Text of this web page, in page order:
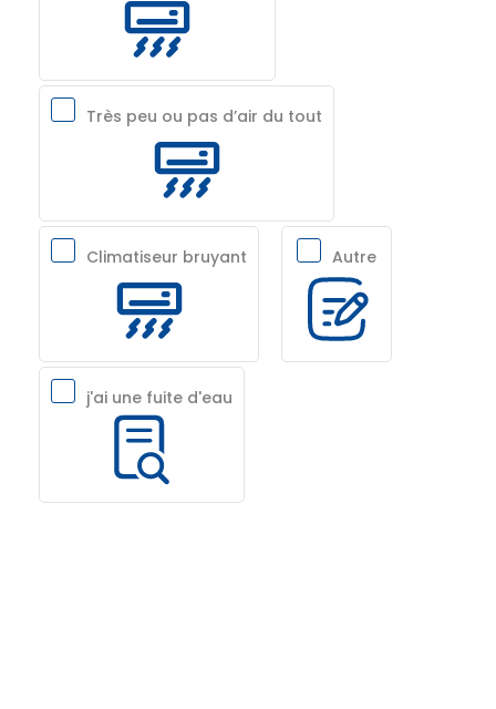
Très peu ou pas d’air du tout
Climatiseur bruyant Autre
j'ai une fuite d'eau